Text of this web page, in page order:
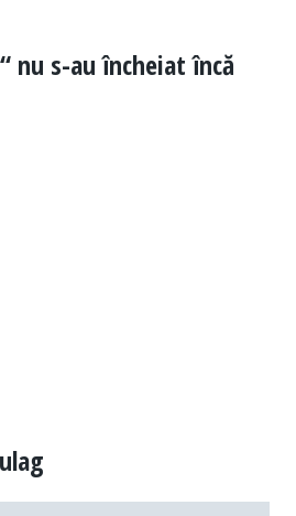
nu s-au încheiat încă